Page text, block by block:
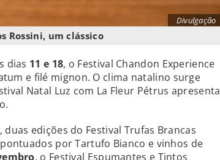
Divulgação
Rossini, um clássico
dias 11 e 18, o Festival Chandon Experience
e filé mignon. O clima natalino surge
Natal Luz com La Fleur Pétrus apresenta
, duas edições do Festival Trufas Brancas
por Tartufo Bianco e vinhos de
, o Festival Espumantes e Tintos